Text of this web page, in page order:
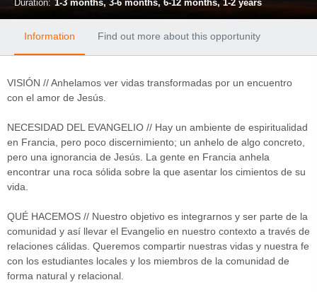
Duration: 1-3 months, 3-6 months, 6-12 months, 1-2 years
Information Find out more about this opportunity
VISIÓN // Anhelamos ver vidas transformadas por un encuentro
con el amor de Jesús.
NECESIDAD DEL EVANGELIO // Hay un ambiente de espiritualidad
en Francia, pero poco discernimiento; un anhelo de algo concreto,
pero una ignorancia de Jesús. La gente en Francia anhela
encontrar una roca sólida sobre la que asentar los cimientos de su
vida.
QUÉ HACEMOS // Nuestro objetivo es integrarnos y ser parte de la
comunidad y así llevar el Evangelio en nuestro contexto a través de
relaciones cálidas. Queremos compartir nuestras vidas y nuestra fe
con los estudiantes locales y los miembros de la comunidad de
forma natural y relacional.